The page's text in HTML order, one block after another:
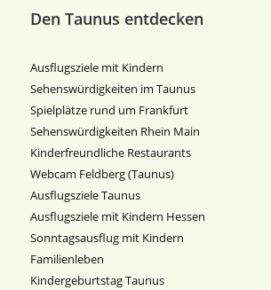
Den Taunus entdecken
Ausflugsziele mit Kindern
Sehenswürdigkeiten im Taunus
Spielplätze rund um Frankfurt
Sehenswürdigkeiten Rhein Main
Kinderfreundliche Restaurants
Webcam Feldberg (Taunus)
Ausflugsziele Taunus
Ausflugsziele mit Kindern Hessen
Sonntagsausflug mit Kindern
Familienleben
Kindergeburtstag Taunus